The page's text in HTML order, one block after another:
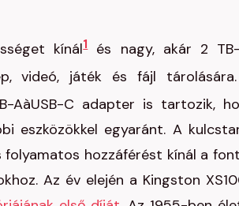
kínál1és nagy, akár 2
videó, játék és fájl
AàUSB-C adapter is tartozik,
eszközökkel egyaránt. A
folyamatos hozzáférést kínál a
Az év elején a Kingston